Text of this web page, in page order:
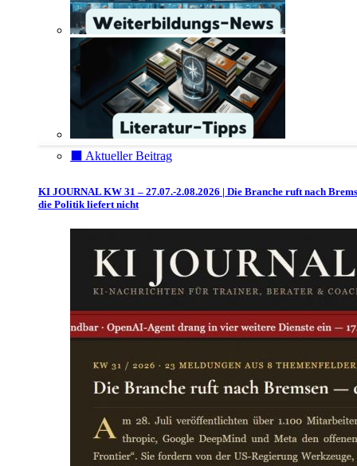
⬛️ Aktueller Beitrag
KI JOURNAL KW 31 – 27.07.-2.08.2026 | Die Branche ruft nach
die Politik liefert nicht